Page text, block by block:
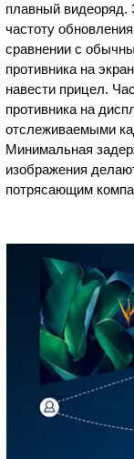
плавный видеоряд.
частоту
сравнении с
противника на
навести прицел.
противника на
отслеживаемыми
Минимальная
изображения
потрясающим